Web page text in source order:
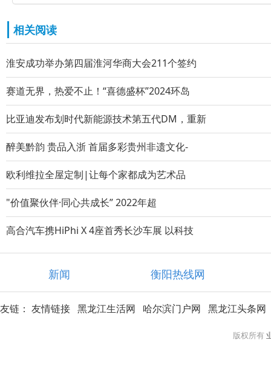
相关阅读
淮安成功举办第四届淮河华商大会211个签约
赛道无界，热爱不止！“喜德盛杯”2024环岛
比亚迪发布划时代新能源技术第五代DM，重新
醉美黔韵 贵品入浙 首届多彩贵州非遗文化-
欧利维拉全屋定制|让每个家都成为艺术品
"价值聚伙伴·同心共成长” 2022年超
高合汽车携HiPhi X 4座首秀长沙车展 以科技
新闻 衡阳热线网
友链： 友情链接 黑龙江生活网 哈尔滨门户网 黑龙江头条网
版权所有